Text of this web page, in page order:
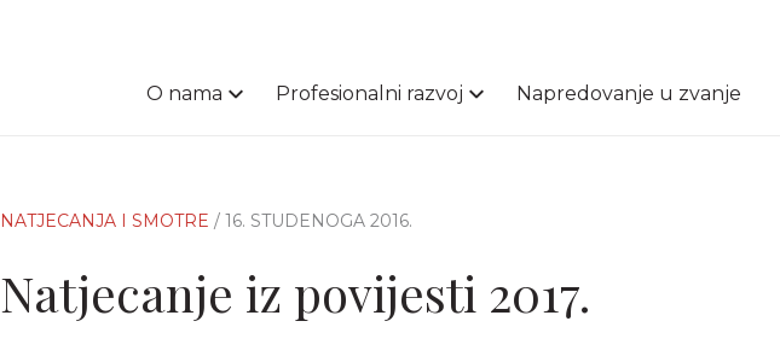
O nama Profesionalni razvoj Napredovanje u zvanje
NATJECANJA I SMOTRE / 16. STUDENOGA 2016.
Natjecanje iz povijesti 2017.